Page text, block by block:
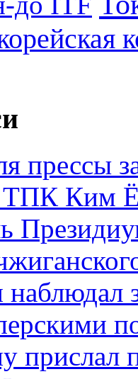
прессы
ТПК Ким